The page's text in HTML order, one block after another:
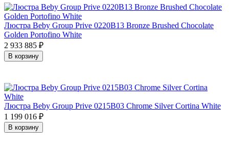
Люстра Beby Group Prive 0220B13 Bronze Brushed Chocolate
Golden Portofino White
2 933 885 ₽
В корзину
Люстра Beby Group Prive 0215B03 Chrome Silver Cortina White
1 199 016 ₽
В корзину